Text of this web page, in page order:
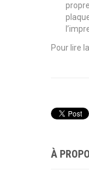
Pour lire
À